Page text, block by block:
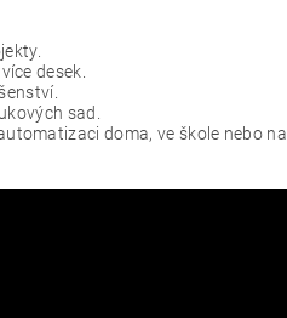
desek.
sad.
doma, ve škole nebo na